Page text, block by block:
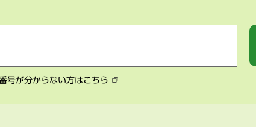
号が分からない方はこちら